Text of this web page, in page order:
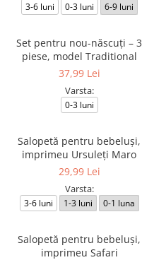
3-6 luni 0-3 luni 6-9 luni
Set pentru nou-născuți – 3
piese, model Traditional
37,99 Lei
Varsta:
0-3 luni
Salopetă pentru bebeluși,
imprimeu Ursuleți Maro
29,99 Lei
Varsta:
3-6 luni 1-3 luni 0-1 luna
Salopetă pentru bebeluși,
imprimeu Safari